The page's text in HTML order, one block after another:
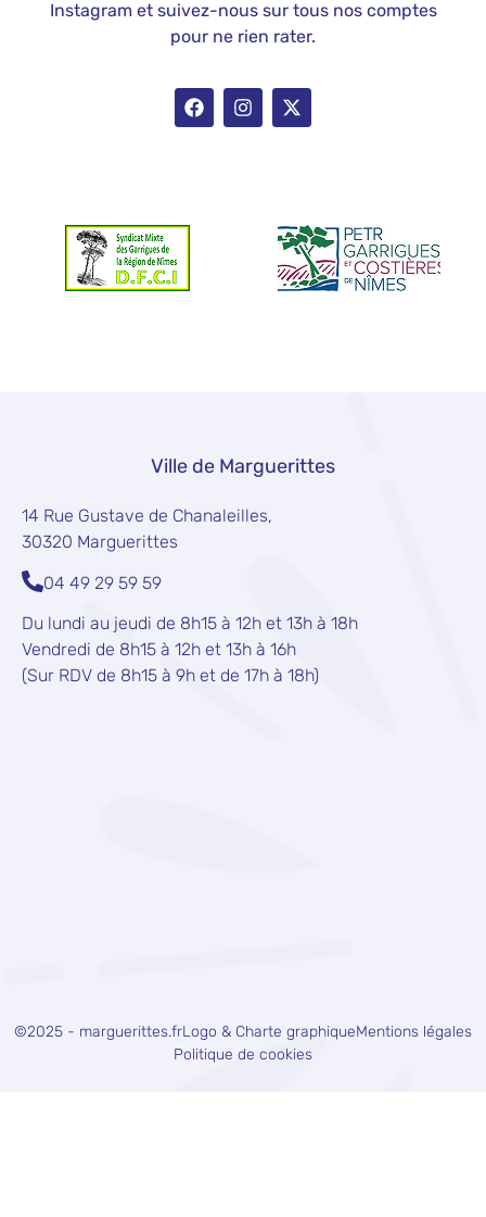
Instagram et suivez-nous sur tous nos comptes
pour ne rien rater.
Ville de Marguerittes
14 Rue Gustave de Chanaleilles,
30320 Marguerittes
04 49 29 59 59
Du lundi au jeudi de 8h15 à 12h et 13h à 18h
Vendredi de 8h15 à 12h et 13h à 16h
(Sur RDV de 8h15 à 9h et de 17h à 18h)
©2025 - marguerittes.frLogo & Charte graphiqueMentions légales
Politique de cookies